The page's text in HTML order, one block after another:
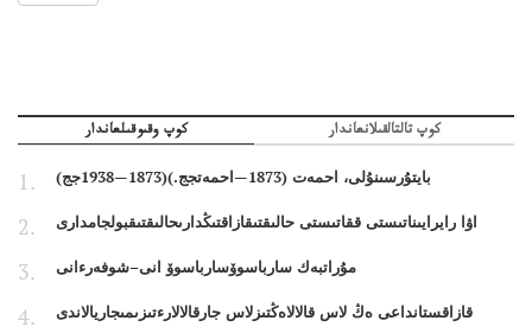
كوپ وقىوقىلعاندار كوپ تالتالقىلانعاندار
بايتۇرسىنۇلى، احمەت (1873—احمەتجج.)(1873—1938جج)
اۋا رايرايىناتىستى ققاتىستى حالىقتىقازاقتىڭدارىحالىقتىقبولجامدارى
مۇراتبەك سارباسوۆسارباسوۆ انى–شوفەرءانى
قازاقستانداعى ەڭ لاس قالالاەڭتىزلاس جارقالالارءتىزىمىجاريالاندى